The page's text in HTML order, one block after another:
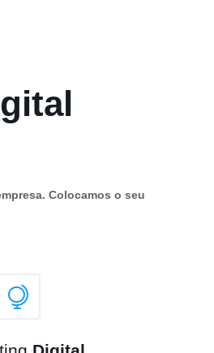
Colocamos o seu